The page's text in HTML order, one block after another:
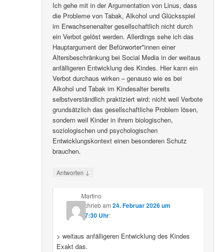
Ich gehe mit in der Argumentation von Linus, dass
die Probleme von Tabak, Alkohol und Glücksspiel
im Erwachsenenalter gesellschaftlich nicht durch
ein Verbot gelöst werden. Allerdings sehe ich das
Hauptargument der Befürworter*innen einer
Altersbeschränkung bei Social Media in der weitaus
anfälligeren Entwicklung des Kindes. Hier kann ein
Verbot durchaus wirken – genauso wie es bei
Alkohol und Tabak im Kindesalter bereits
selbstverständlich praktiziert wird: nicht weil Verbote
grundsätzlich das gesellschaftliche Problem lösen,
sondern weil Kinder in ihrem biologischen,
soziologischen und psychologischen
Entwicklungskontext einen besonderen Schutz
brauchen.
Antworten ↓
Martino
schriebam 24. Februar 2026 um
07:30 Uhr:
> weitaus anfälligeren Entwicklung des Kindes
Exakt das.